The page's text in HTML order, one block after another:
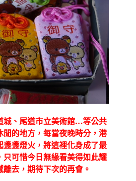
城、尾道市立美術館…等公共
閒的地方，每當夜晚時分，港
盞盞燈火，將這裡化身成了最
只可惜今日無緣看美得如此耀
去，期待下次的再會。